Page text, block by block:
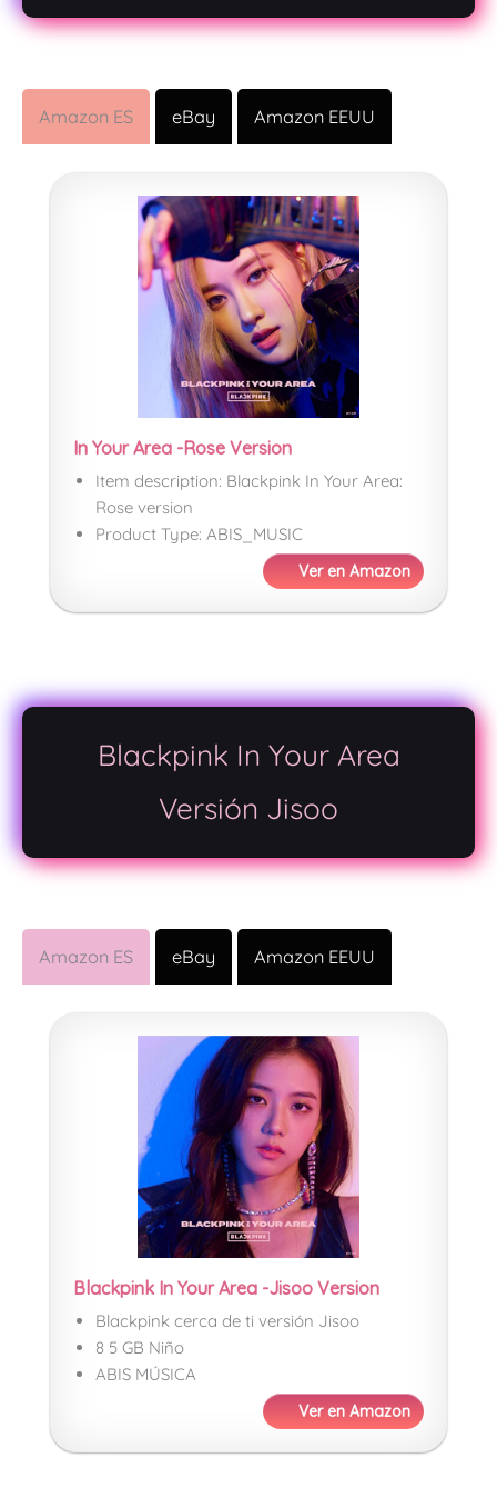
Amazon ES eBay Amazon EEUU
In Your Area -Rose Version
Item description: Blackpink In Your Area:
Rose version
Product Type: ABIS_MUSIC
Ver en Amazon
Blackpink In Your Area
Versión Jisoo
Amazon ES eBay Amazon EEUU
Blackpink In Your Area -Jisoo Version
Blackpink cerca de ti versión Jisoo
8 5 GB Niño
ABIS MÚSICA
Ver en Amazon